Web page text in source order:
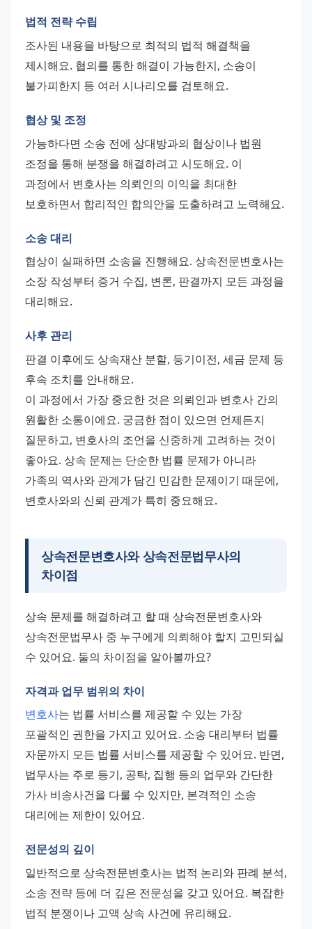
법적 전략 수립
조사된 내용을 바탕으로 최적의 법적 해결책을
제시해요. 협의를 통한 해결이 가능한지, 소송이
불가피한지 등 여러 시나리오를 검토해요.
협상 및 조정
가능하다면 소송 전에 상대방과의 협상이나 법원
조정을 통해 분쟁을 해결하려고 시도해요. 이
과정에서 변호사는 의뢰인의 이익을 최대한
보호하면서 합리적인 합의안을 도출하려고 노력해요.
소송 대리
협상이 실패하면 소송을 진행해요. 상속전문변호사는
소장 작성부터 증거 수집, 변론, 판결까지 모든 과정을
대리해요.
사후 관리
판결 이후에도 상속재산 분할, 등기이전, 세금 문제 등
후속 조치를 안내해요.
이 과정에서 가장 중요한 것은 의뢰인과 변호사 간의
원활한 소통이에요. 궁금한 점이 있으면 언제든지
질문하고, 변호사의 조언을 신중하게 고려하는 것이
좋아요. 상속 문제는 단순한 법률 문제가 아니라
가족의 역사와 관계가 담긴 민감한 문제이기 때문에,
변호사와의 신뢰 관계가 특히 중요해요.
상속전문변호사와 상속전문법무사의
차이점
상속 문제를 해결하려고 할 때 상속전문변호사와
상속전문법무사 중 누구에게 의뢰해야 할지 고민되실
수 있어요. 둘의 차이점을 알아볼까요?
자격과 업무 범위의 차이
변호사는 법률 서비스를 제공할 수 있는 가장
포괄적인 권한을 가지고 있어요. 소송 대리부터 법률
자문까지 모든 법률 서비스를 제공할 수 있어요. 반면,
법무사는 주로 등기, 공탁, 집행 등의 업무와 간단한
가사 비송사건을 다룰 수 있지만, 본격적인 소송
대리에는 제한이 있어요.
전문성의 깊이
일반적으로 상속전문변호사는 법적 논리와 판례 분석,
소송 전략 등에 더 깊은 전문성을 갖고 있어요. 복잡한
법적 분쟁이나 고액 상속 사건에 유리해요.